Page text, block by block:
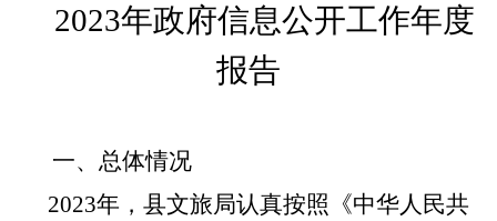
2023年政府信息公开工作年度
报告
一、总体情况
2023年，县文旅局认真按照《中华人民共